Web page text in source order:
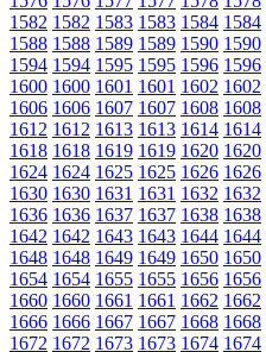
1582 1582 1583 1583 1584 1584
1588 1588 1589 1589 1590 1590
1594 1594 1595 1595 1596 1596
1600 1600 1601 1601 1602 1602
1606 1606 1607 1607 1608 1608
1612 1612 1613 1613 1614 1614
1618 1618 1619 1619 1620 1620
1624 1624 1625 1625 1626 1626
1630 1630 1631 1631 1632 1632
1636 1636 1637 1637 1638 1638
1642 1642 1643 1643 1644 1644
1648 1648 1649 1649 1650 1650
1654 1654 1655 1655 1656 1656
1660 1660 1661 1661 1662 1662
1666 1666 1667 1667 1668 1668
1672 1672 1673 1673 1674 1674